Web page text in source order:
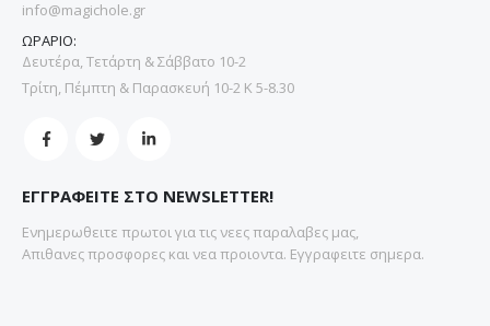
info@magichole.gr
ΩΡΑΡΙΟ:
Δευτέρα, Τετάρτη & Σάββατο 10-2
Τρίτη, Πέμπτη & Παρασκευή 10-2 Κ 5-8.30
ΕΓΓΡΑΦΕΙΤΕ ΣΤΟ NEWSLETTER!
Ενημερωθειτε πρωτοι για τις νεες παραλαβες μας,
Απιθανες προσφορες και νεα προιοντα. Εγγραφειτε σημερα.